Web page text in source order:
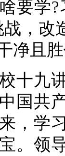
学?
战，改
净且
九讲
国共
，学
。领